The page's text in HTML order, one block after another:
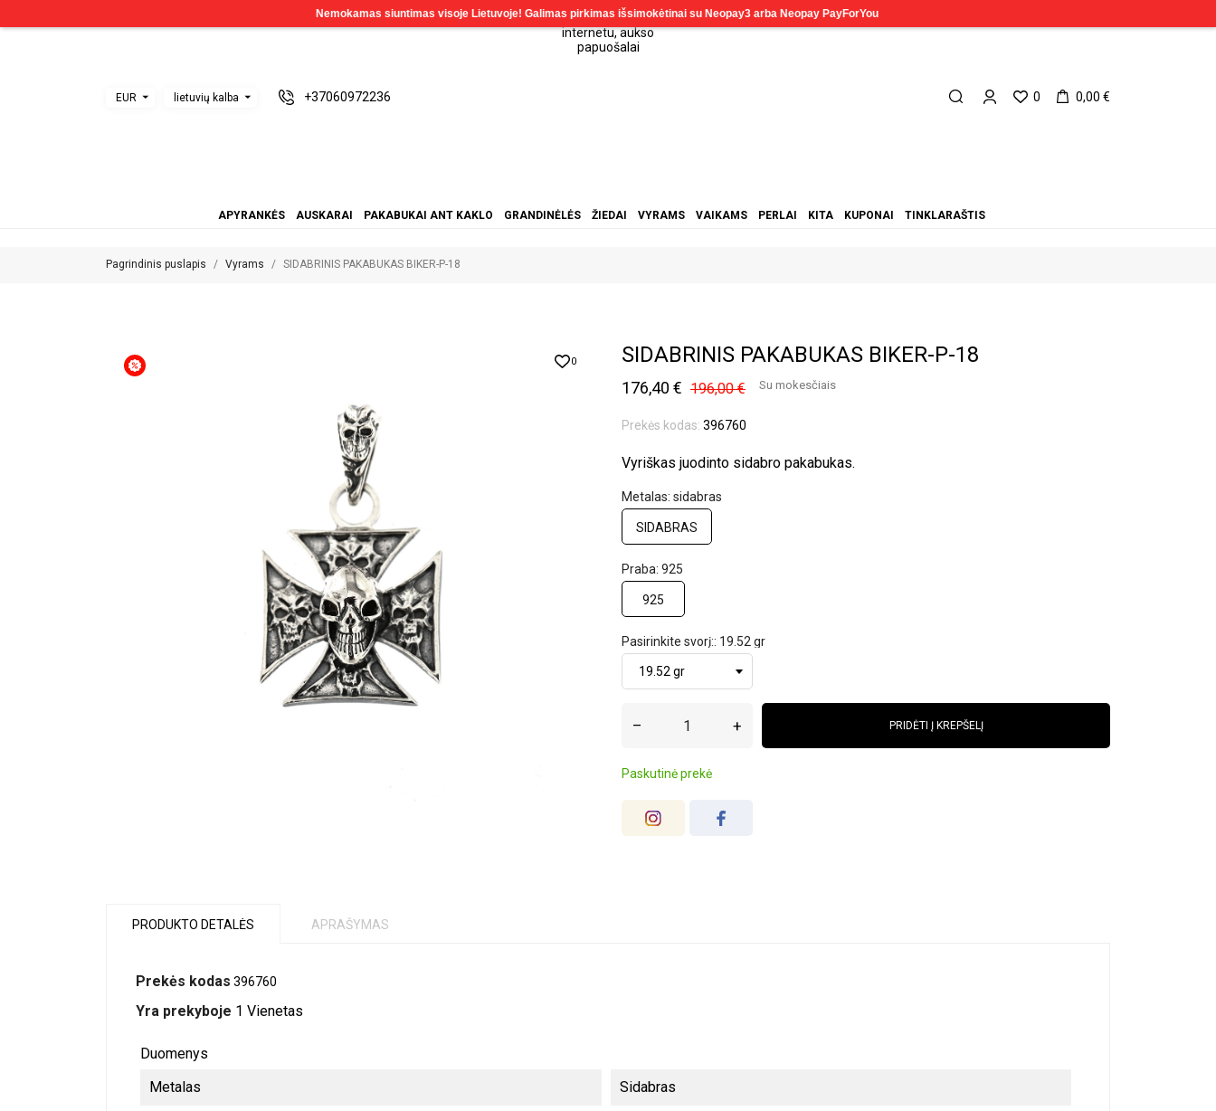
EUR lietuvių kalba +37060972236 0 0,00 €
APYRANKĖS AUSKARAI PAKABUKAI ANT KAKLO GRANDINĖLĖS ŽIEDAI VYRAMS VAIKAMS PERLAI KITA KUPONAI TINKLARAŠTIS
Pagrindinis puslapis Vyrams SIDABRINIS PAKABUKAS BIKER-P-18
0 SIDABRINIS PAKABUKAS BIKER-P-18
176,40 € 196,00 € Su mokesčiais
Prekės kodas: 396760
Vyriškas juodinto sidabro pakabukas.
Metalas: sidabras
SIDABRAS
Praba: 925
925
Pasirinkite svorį:: 19.52 gr
– + PRIDĖTI Į KREPŠELĮ
Paskutinė prekė
PRODUKTO DETALĖS APRAŠYMAS
Prekės kodas 396760
Yra prekyboje 1 Vienetas
Duomenys
Metalas
Sidabras